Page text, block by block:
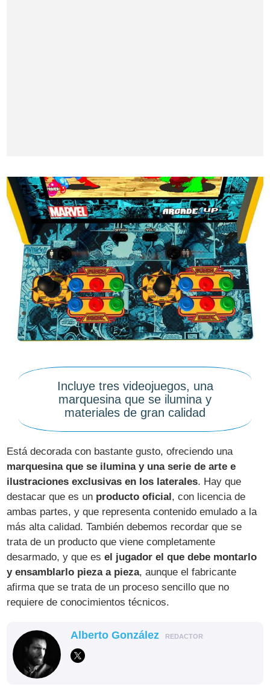
Incluye tres videojuegos, una
marquesina que se ilumina y
materiales de gran calidad
Está decorada con bastante gusto, ofreciendo una
marquesina que se ilumina y una serie de arte e
ilustraciones exclusivas en los laterales. Hay que
destacar que es un producto oficial, con licencia de
ambas partes, y que representa contenido emulado a la
más alta calidad. También debemos recordar que se
trata de un producto que viene completamente
desarmado, y que esel jugador el que debe montarlo
y ensamblarlo pieza a pieza, aunque el fabricante
afirma que se trata de un proceso sencillo que no
requiere de conocimientos técnicos.
Alberto González REDACTOR